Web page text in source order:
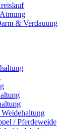
& Verdauung
/ Pferdeweide